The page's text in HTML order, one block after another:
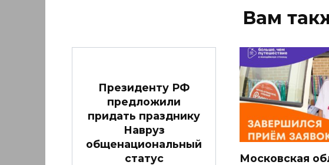
Вам
Президенту РФ
предложили
придать празднику
Навруз
общенациональный
статус
Московская